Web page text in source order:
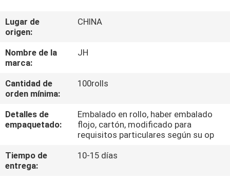
VIAJE
DE
LA
FÁBRICA
CONTROL
CALIDAD
Lugar de
origen:
CHINA
Nombre de la
marca:
JH
Cantidad de
orden mínima:
100rolls
Detalles de
empaquetado:
Embalado en rollo, haber embalado
flojo, cartón, modificado para
requisitos particulares según su op
Tiempo de
entrega:
10-15 días